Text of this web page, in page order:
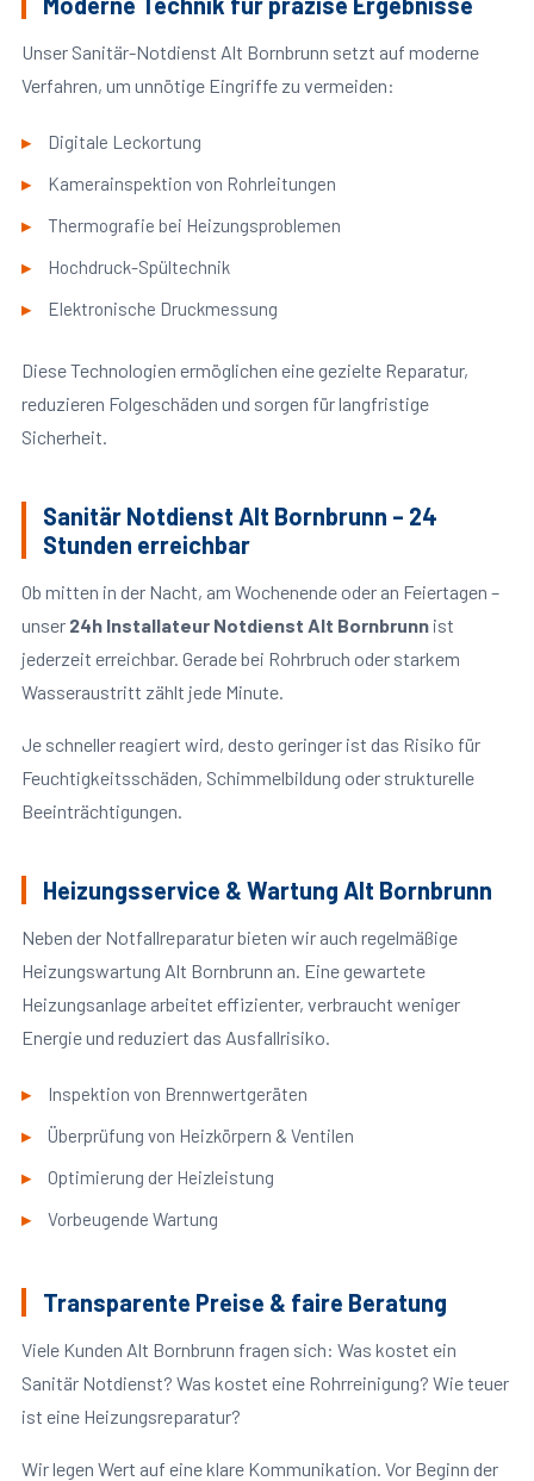
Unser Sanitär-Notdienst Alt Bornbrunn setzt auf moderne
Verfahren, um unnötige Eingriffe zu vermeiden:
Digitale Leckortung
Kamerainspektion von Rohrleitungen
Thermografie bei Heizungsproblemen
Hochdruck-Spültechnik
Elektronische Druckmessung
Diese Technologien ermöglichen eine gezielte Reparatur,
reduzieren Folgeschäden und sorgen für langfristige
Sicherheit.
Sanitär Notdienst Alt Bornbrunn – 24
Stunden erreichbar
Ob mitten in der Nacht, am Wochenende oder an Feiertagen –
unser 24h Installateur Notdienst Alt Bornbrunnist
jederzeit erreichbar. Gerade bei Rohrbruch oder starkem
Wasseraustritt zählt jede Minute.
Je schneller reagiert wird, desto geringer ist das Risiko für
Feuchtigkeitsschäden, Schimmelbildung oder strukturelle
Beeinträchtigungen.
Heizungsservice & Wartung Alt Bornbrunn
Neben der Notfallreparatur bieten wir auch regelmäßige
Heizungswartung Alt Bornbrunn an. Eine gewartete
Heizungsanlage arbeitet effizienter, verbraucht weniger
Energie und reduziert das Ausfallrisiko.
Inspektion von Brennwertgeräten
Überprüfung von Heizkörpern & Ventilen
Optimierung der Heizleistung
Vorbeugende Wartung
Transparente Preise & faire Beratung
Viele Kunden Alt Bornbrunn fragen sich: Was kostet ein
Sanitär Notdienst? Was kostet eine Rohrreinigung? Wie teuer
ist eine Heizungsreparatur?
Wir legen Wert auf eine klare Kommunikation. Vor Beginn der